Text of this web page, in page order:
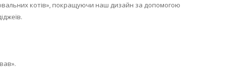
котів», покращуючи наш дизайн за допомогою